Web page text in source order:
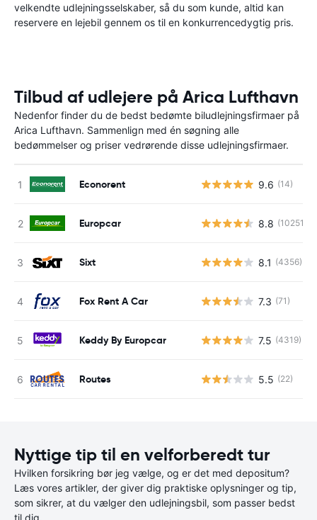
velkendte udlejningsselskaber, så du som kunde, altid kan
reservere en lejebil gennem os til en konkurrencedygtig pris.
Tilbud af udlejere på Arica Lufthavn
Nedenfor finder du de bedst bedømte biludlejningsfirmaer på
Arica Lufthavn. Sammenlign med én søgning alle
bedømmelser og priser vedrørende disse udlejningsfirmaer.
Econorent 9.6 (14)
Europcar 8.8 (10251)
Sixt 8.1 (4356)
Fox Rent A Car 7.3 (71)
Keddy By Europcar 7.5 (4319)
Routes 5.5 (22)
Nyttige tip til en velforberedt tur
Hvilken forsikring bør jeg vælge, og er det med depositum?
Læs vores artikler, der giver dig praktiske oplysninger og tip,
som sikrer, at du vælger den udlejningsbil, som passer bedst
til dig.